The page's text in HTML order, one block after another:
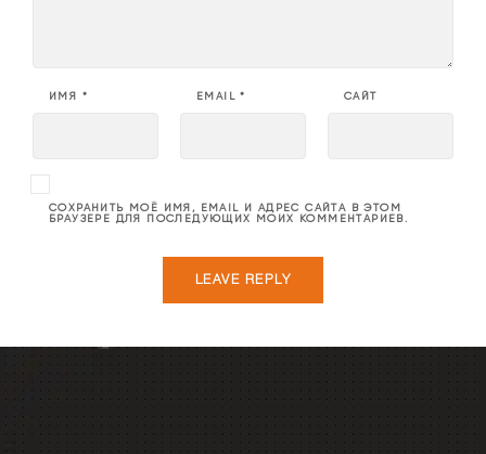
ИМЯ * EMAIL* САЙТ
СОХРАНИТЬ МОЁ ИМЯ, EMAIL И АДРЕС САЙТА В ЭТОМ
БРАУЗЕРЕ ДЛЯ ПОСЛЕДУЮЩИХ МОИХ КОММЕНТАРИЕВ.